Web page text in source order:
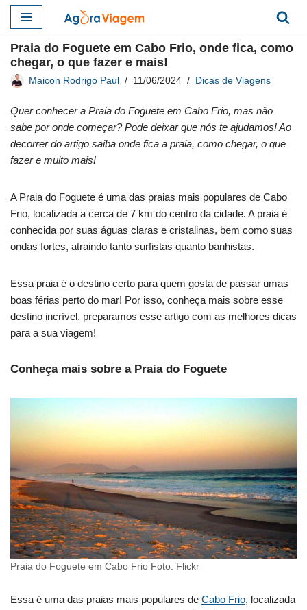
para
o
conteúdo
Praia do Foguete em Cabo Frio, onde fica, como
chegar, o que fazer e mais!
Maicon Rodrigo Paul 11/06/2024 Dicas de Viagens
Quer conhecer a Praia do Foguete em Cabo Frio, mas não
sabe por onde começar? Pode deixar que nós te ajudamos! Ao
decorrer do artigo saiba onde fica a praia, como chegar, o que
fazer e muito mais!
A Praia do Foguete é uma das praias mais populares de Cabo
Frio, localizada a cerca de 7 km do centro da cidade. A praia é
conhecida por suas águas claras e cristalinas, bem como suas
ondas fortes, atraindo tanto surfistas quanto banhistas.
Essa praia é o destino certo para quem gosta de passar umas
boas férias perto do mar! Por isso, conheça mais sobre esse
destino incrível, preparamos esse artigo com as melhores dicas
para a sua viagem!
Conheça mais sobre a Praia do Foguete
Praia do Foguete em Cabo Frio Foto: Flickr
Essa é uma das praias mais populares de Cabo Frio, localizada